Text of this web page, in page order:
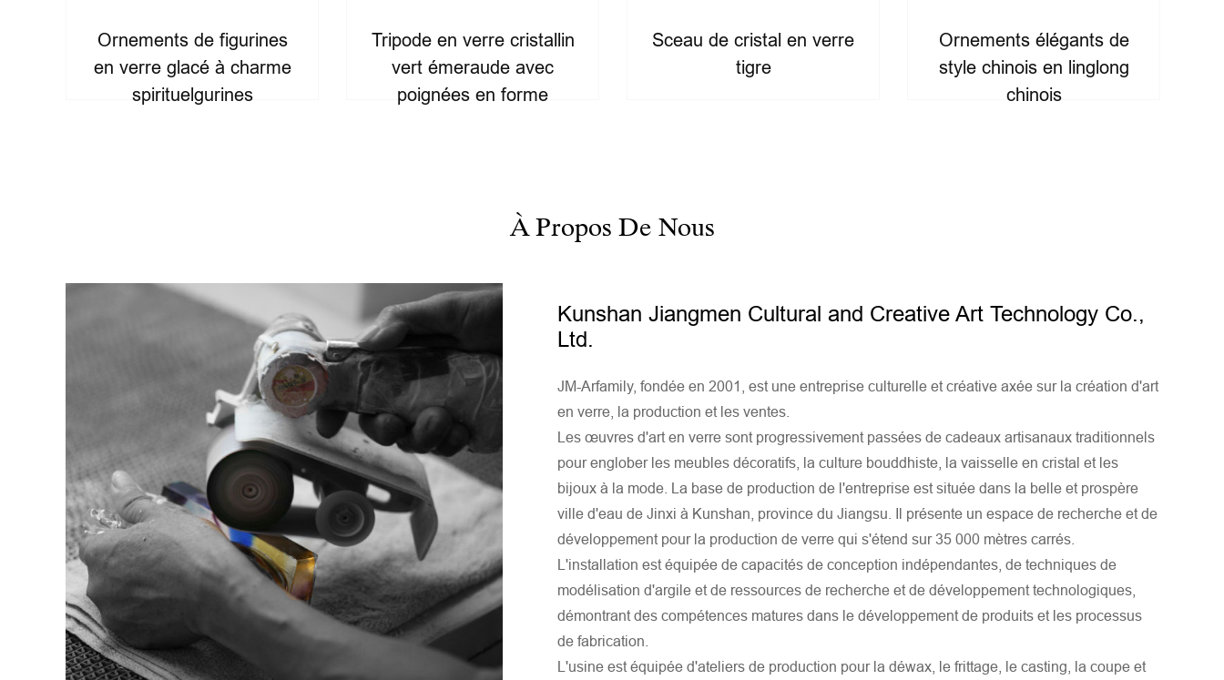
Ornements de figurines
en verre glacé à charme
spirituelgurines
Tripode en verre cristallin
vert émeraude avec
poignées en forme
Sceau de cristal en verre
tigre
Ornements élégants de
style chinois en linglong
chinois
À Propos De Nous
Kunshan Jiangmen Cultural and Creative Art Technology Co.,
Ltd.
JM-Arfamily, fondée en 2001, est une entreprise culturelle et créative axée sur la création d'art
en verre, la production et les ventes.
Les œuvres d'art en verre sont progressivement passées de cadeaux artisanaux traditionnels
pour englober les meubles décoratifs, la culture bouddhiste, la vaisselle en cristal et les
bijoux à la mode. La base de production de l'entreprise est située dans la belle et prospère
ville d'eau de Jinxi à Kunshan, province du Jiangsu. Il présente un espace de recherche et de
développement pour la production de verre qui s'étend sur 35 000 mètres carrés.
L'installation est équipée de capacités de conception indépendantes, de techniques de
modélisation d'argile et de ressources de recherche et de développement technologiques,
démontrant des compétences matures dans le développement de produits et les processus
de fabrication.
L'usine est équipée d'ateliers de production pour la déwax, le frittage, le casting, la coupe et